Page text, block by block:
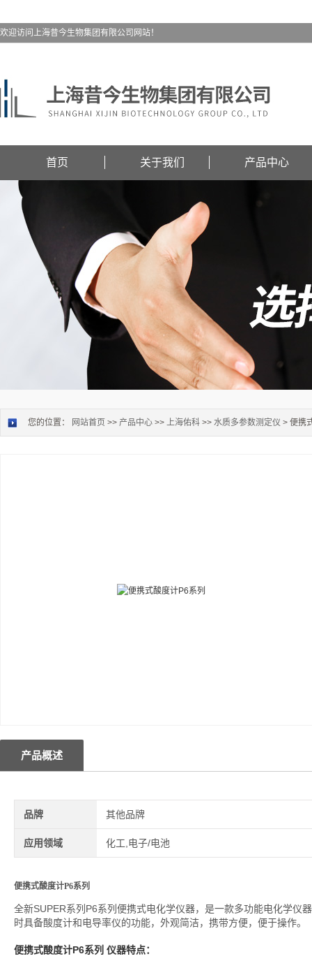
欢迎访问上海昔今生物集团有限公司网站！
首页 关于我们 产品中心
您的位置： 网站首页 >> 产品中心 >> 上海佑科 >> 水质多参数测定仪 > 便携
产品概述
品牌 其他品牌
应用领域 化工,电子/电池
便携式酸度计P6系列
全新SUPER系列P6系列便携式电化学仪器，是一款多功能电化学仪
时具备酸度计和电导率仪的功能，外观简洁，携带方便，便于操作。
便携式酸度计P6系列 仪器特点：